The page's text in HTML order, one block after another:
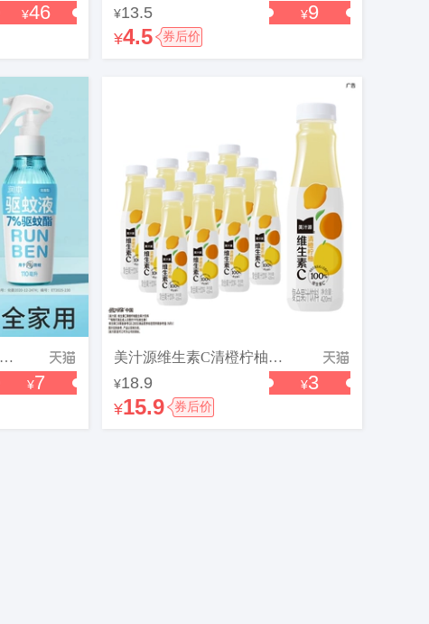
¥46 ¥13.5 ¥9
¥4.5 券后价
润本驱蚊液防蚊喷雾驱蚊水户外专用神器防蚊虫叮咬蚊怕水花露水
¥7
美汁源维生素C清橙柠柚复合果汁果味饮料小瓶整箱
¥18.9 ¥3
¥15.9 券后价